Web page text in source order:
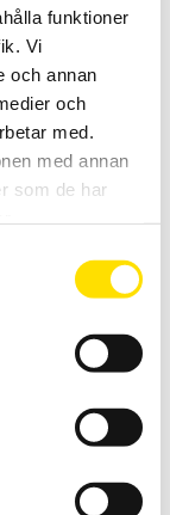
funktioner
Vi
och annan
och
med.
med annan
som de har
genom att de 0,1
det tryckande
i realtid.
MER